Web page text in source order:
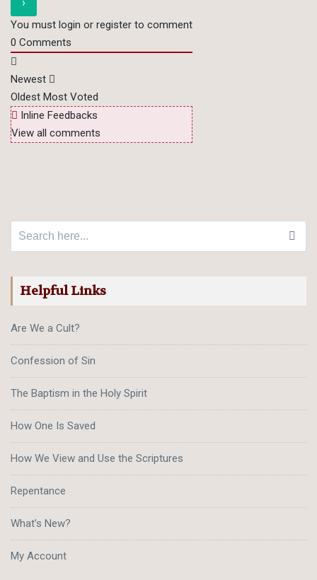
You must login or register to comment
0 Comments
Newest
Oldest Most Voted
Inline Feedbacks
View all comments
Helpful Links
Are We a Cult?
Confession of Sin
The Baptism in the Holy Spirit
How One Is Saved
How We View and Use the Scriptures
Repentance
What’s New?
My Account